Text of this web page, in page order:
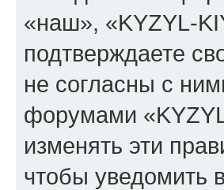
«наш», «KYZYL-
подтверждаете
не согласны с
форумами
изменять эти
чтобы уведомить